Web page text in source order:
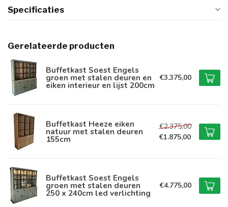
Specificaties
Gerelateerde producten
Buffetkast Soest Engels
groen met stalen deuren en
eiken interieur en lijst 200cm
€3.375,00
Buffetkast Heeze eiken
natuur met stalen deuren
155cm
€2.375,00
€1.875,00
Buffetkast Soest Engels
groen met stalen deuren
250 x 240cm led verlichting
€4.775,00